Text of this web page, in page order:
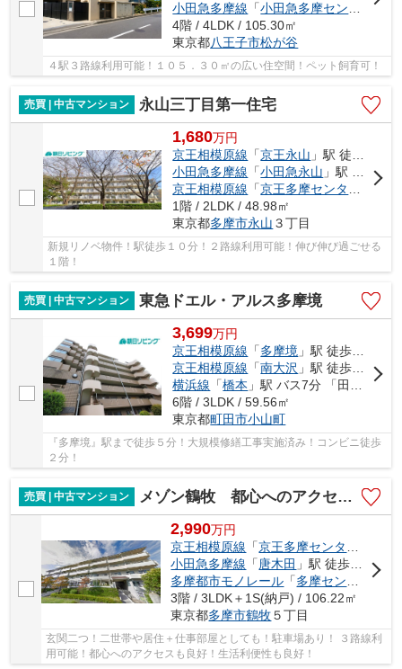
小田急多摩線 「小田急多摩センター
」駅
4階 / 4LDK / 105.30㎡
東京都八王子市松が谷
４駅３路線利用可能！１０５．３０㎡の広い住空間！ペット飼育可！
売買 | 中古マンション 永山三丁目第一住宅
1,680万円
京王相模原線 「京王永山 」駅 徒歩10分
小田急多摩線 「小田急永山 」駅 徒歩10分
京王相模原線 「京王多摩センター
」駅
1階 / 2LDK / 48.98㎡
東京都多摩市永山 ３丁目
新規リノベ物件！駅徒歩１０分！２路線利用可能！伸び伸び過ごせる
１階！
売買 | 中古マンション 東急ドエル・アルス多摩境
3,699万円
京王相模原線 「多摩境 」駅 徒歩5分
京王相模原線 「南大沢 」駅 徒歩26分
横浜線 「橋本 」駅 バス7分 「田端（町田市）」 停歩5分
6階 / 3LDK / 59.56㎡
東京都町田市小山町
『多摩境』駅まで徒歩５分！大規模修繕工事実施済み！コンビニ徒歩
２分！
売買 | 中古マンション メゾン鶴牧 都心へのアクセス良好！３路線利用可能！
2,990万円
京王相模原線 「京王多摩センター
小田急多摩線 「 唐木田 」駅 徒歩17分
多摩都市モノレール 「多摩センター
」駅
3階 / 3LDK＋1S(納戸) / 106.22㎡
東京都多摩市鶴牧５丁目
玄関二つ！二世帯や居住＋仕事部屋としても！駐車場あり！ ３路線利
用可能！都心へのアクセスも良好！生活利便性も良好！